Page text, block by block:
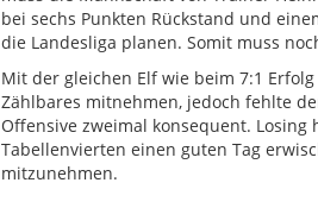
bei sechs Punkten Rückstand und
die Landesliga planen. Somit muss
Mit der gleichen Elf wie beim 7:1
Zählbares mitnehmen, jedoch fehlte
Offensive zweimal konsequent. Losing
Tabellenvierten einen guten Tag
mitzunehmen.